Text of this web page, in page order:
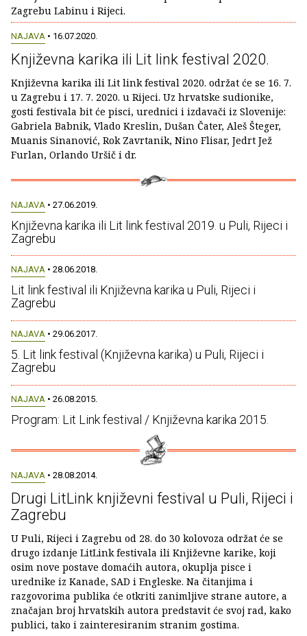
Zagrebu Labinu i Rijeci.
NAJAVA • 16.07.2020.
Književna karika ili Lit link festival 2020.
Književna karika ili Lit link festival 2020. održat će se 16. 7.
u Zagrebu i 17. 7. 2020. u Rijeci. Uz hrvatske sudionike,
gosti festivala bit će pisci, urednici i izdavači iz Slovenije:
Gabriela Babnik, Vlado Kreslin, Dušan Čater, Aleš Šteger,
Muanis Sinanović, Rok Zavrtanik, Nino Flisar, Jedrt Jež
Furlan, Orlando Uršič i dr.
NAJAVA • 27.06.2019.
Književna karika ili Lit link festival 2019. u Puli, Rijeci i
Zagrebu
NAJAVA • 28.06.2018.
Lit link festival ili Književna karika u Puli, Rijeci i
Zagrebu
NAJAVA • 29.06.2017.
5. Lit link festival (Književna karika) u Puli, Rijeci i
Zagrebu
NAJAVA • 26.08.2015.
Program: Lit Link festival / Književna karika 2015.
NAJAVA • 28.08.2014.
Drugi LitLink književni festival u Puli, Rijeci i
Zagrebu
U Puli, Rijeci i Zagrebu od 28. do 30 kolovoza održat će se
drugo izdanje LitLink festivala ili Književne karike, koji
osim nove postave domaćih autora, okuplja pisce i
urednike iz Kanade, SAD i Engleske. Na čitanjima i
razgovorima publika će otkriti zanimljive strane autore, a
značajan broj hrvatskih autora predstavit će svoj rad, kako
publici, tako i zainteresiranim stranim gostima.